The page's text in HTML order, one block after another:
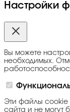
Настройки
Вы можете
необходимых.
Эти файлы cookie
сайта и не могут